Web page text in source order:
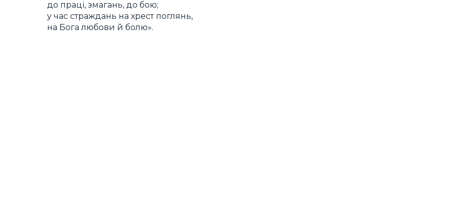
до праці, змагань, до бою;
у час страждань на хрест поглянь,
на Бога любови й болю».